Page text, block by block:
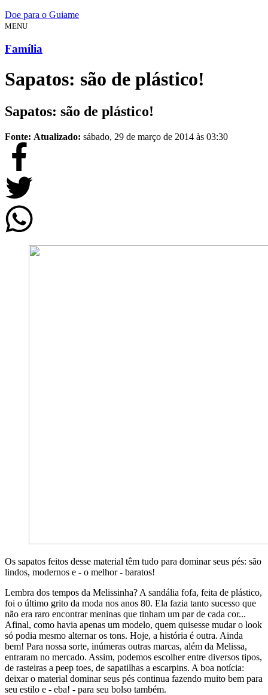
Doe para o Guiame
MENU
Família
Sapatos: são de plástico!
Sapatos: são de plástico!
Fonte: Atualizado: sábado, 29 de março de 2014 às 03:30
Os sapatos feitos desse material têm tudo para dominar seus pés: são
lindos, modernos e - o melhor - baratos!
Lembra dos tempos da Melissinha? A sandália fofa, feita de plástico,
foi o último grito da moda nos anos 80. Ela fazia tanto sucesso que
não era raro encontrar meninas que tinham um par de cada cor...
Afinal, como havia apenas um modelo, quem quisesse mudar o look
só podia mesmo alternar os tons. Hoje, a história é outra. Ainda
bem! Para nossa sorte, inúmeras outras marcas, além da Melissa,
entraram no mercado. Assim, podemos escolher entre diversos tipos,
de rasteiras a peep toes, de sapatilhas a escarpins. A boa notícia:
deixar o material dominar seus pés continua fazendo muito bem para
seu estilo e - eba! - para seu bolso também.